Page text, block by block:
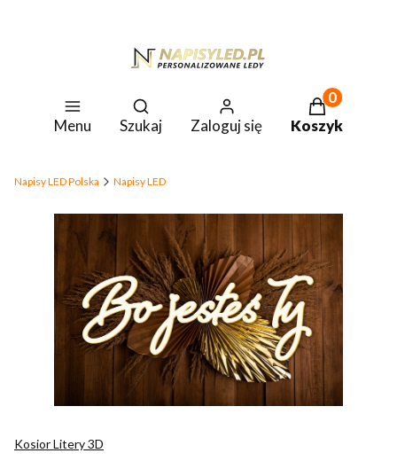
Menu
Otwórz wyszukiwarkę
Szukaj Zaloguj się
Produkty w
Koszyk
Napisy LED Polska Napisy LED
Kosior Litery 3D